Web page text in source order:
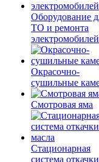
Оборудование
ТО и ремонта
электромобилей
Окрасочно-
сушильные
Смотровая яма
Стационарная
система откачки